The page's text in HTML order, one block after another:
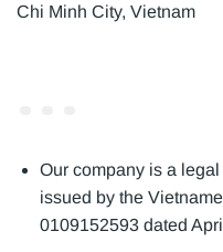
Chi Minh City, Vietnam
Our company is a
issued by the
0109152593 dated